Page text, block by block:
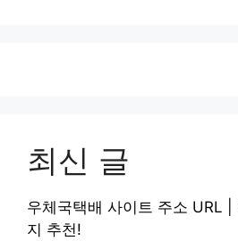
최신 글
우체국택배 사이트 주소 URL |
지 추천!